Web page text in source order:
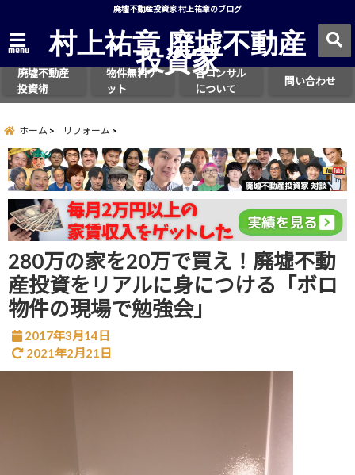
廃墟不動産投資家 村上祐章のブログ
menu 村上祐章 廃墟不動産
投資家
廃墟不動産
投資術
物件無料ゲ
ット
各コンサル
について
問い合わせ
ホーム リフォーム
280万の家を20万で買え！廃墟不動
産投資をリアルに身につける「ボロ
物件の現場で勉強会」
2017年3月14日
2021年2月21日